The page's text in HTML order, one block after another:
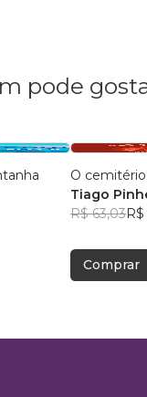
pode
O
Tiago
R$ 63,03
Comprar